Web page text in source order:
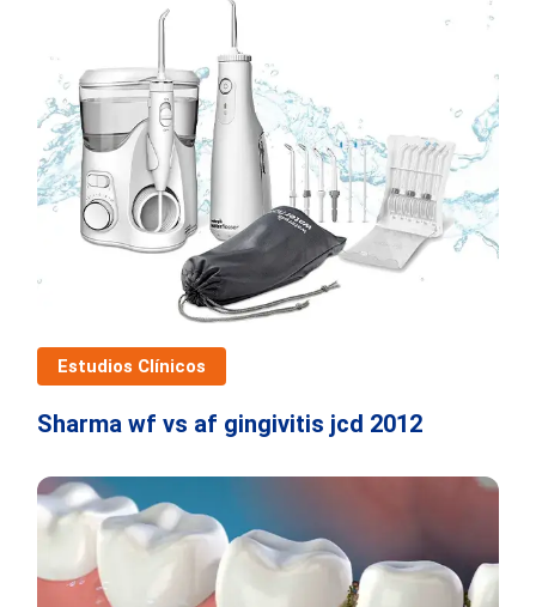
Estudios Clínicos
Sharma wf vs af gingivitis jcd 2012